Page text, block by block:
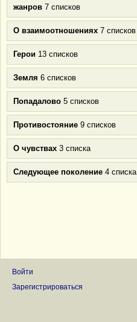
жанров 7 списков
О взаимоотношениях 7 списков
Герои 13 списков
Земля 6 списков
Попадалово 5 списков
Противостояние 9 списков
О чувствах 3 списка
Следующее поколение 4 списка
Войти
Зарегистрироваться